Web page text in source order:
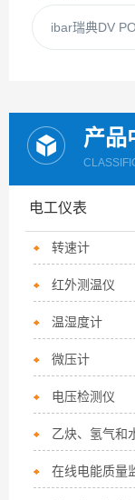
ibar瑞典DV
产品
电工仪表
转速计
红外测温仪
温湿度计
微压计
电压检测仪
乙炔、氢气和
在线电能质量